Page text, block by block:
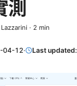
測
· 2 min
04-12· Last updated: